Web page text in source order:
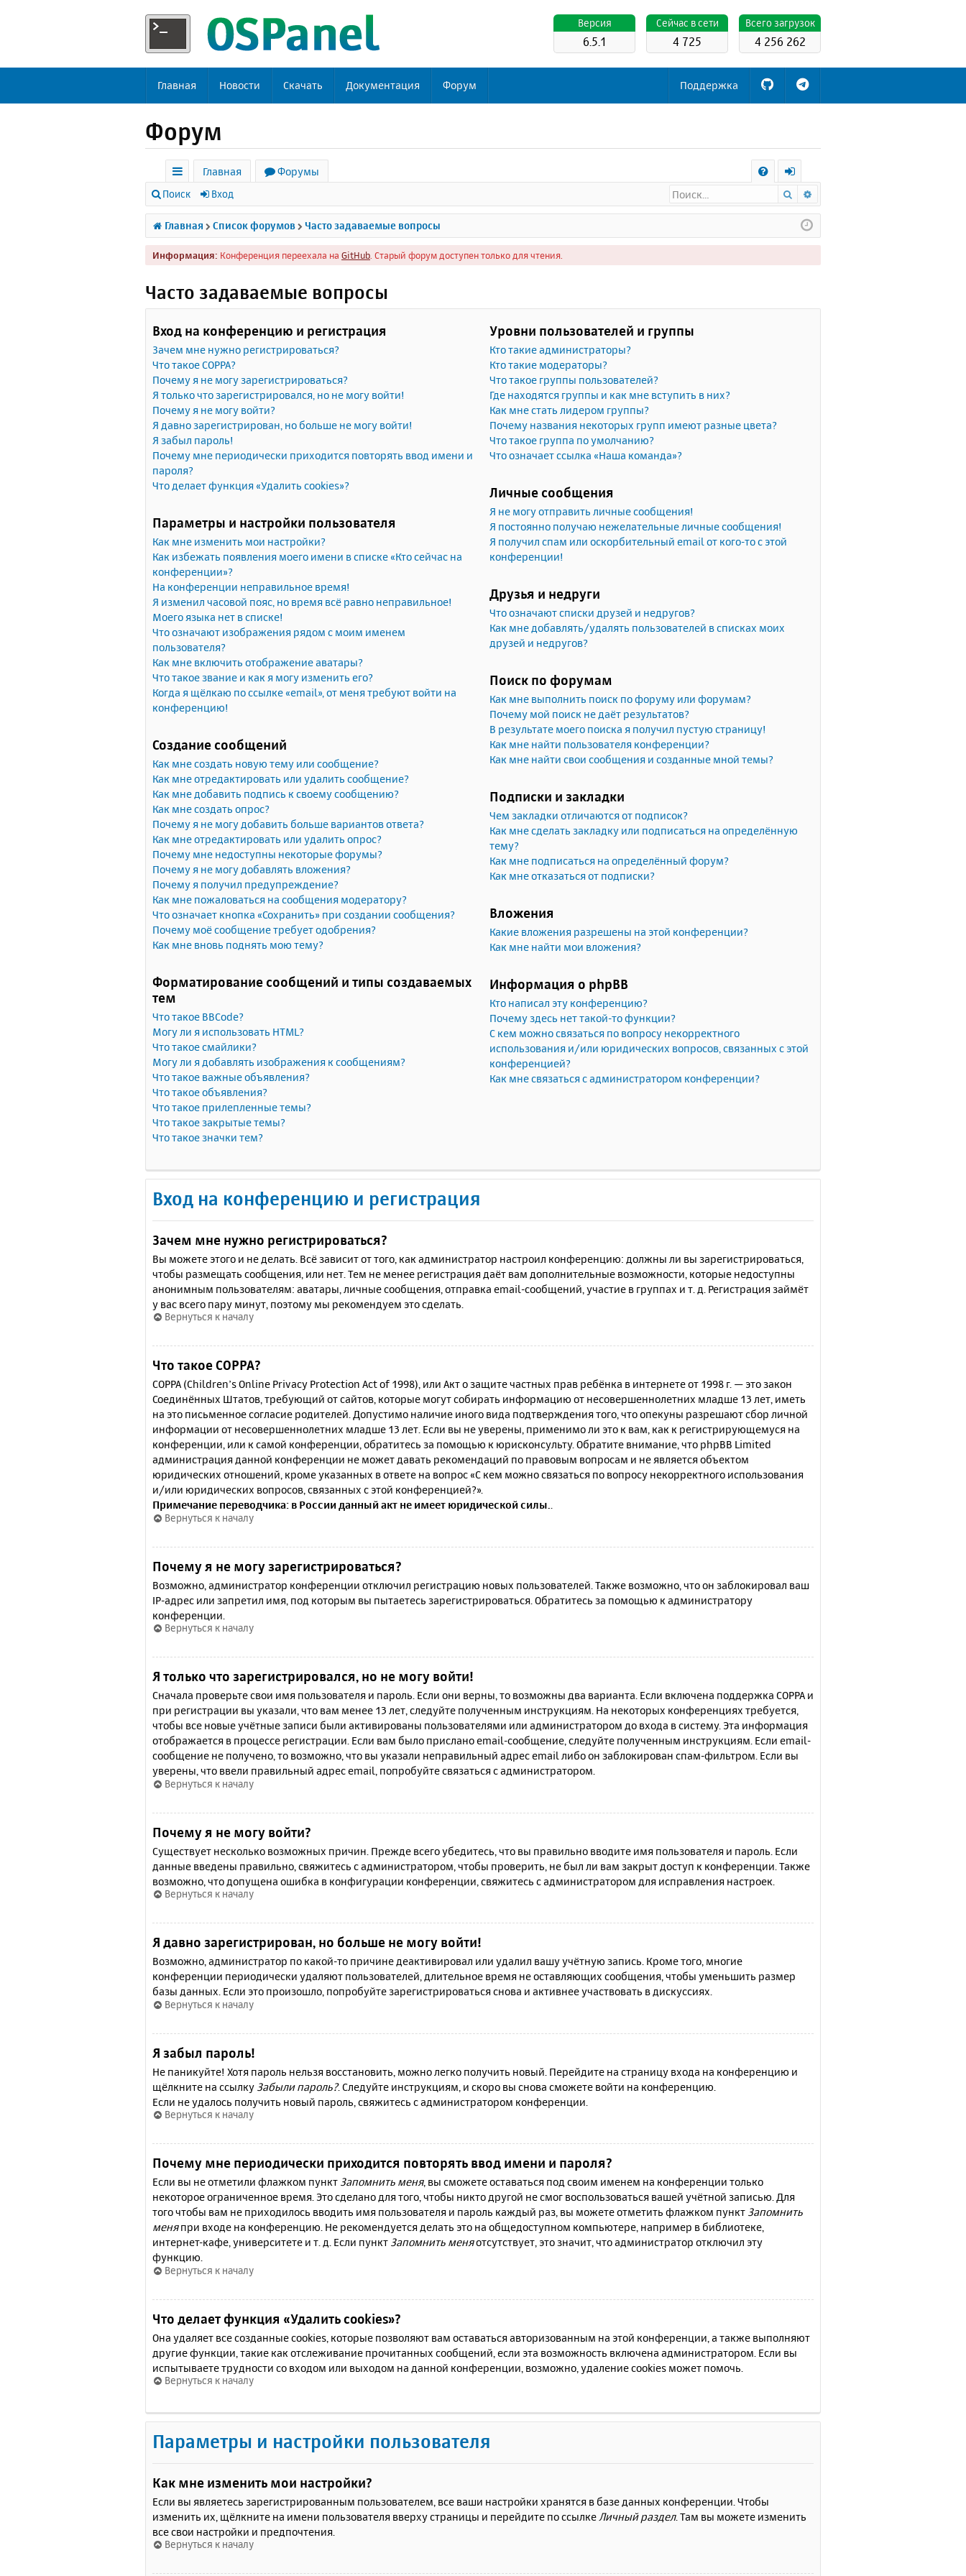
Всего загрузок
4 256 262
Cейчас в сети
4 725
Версия
6.5.1
Главная Новости Скачать Документация Форум Поддержка
Форум
с
ы
л
к
Главная
Форумы
Q
х
о
д
Поиск Вход Поиск
Главная Список форумов Часто задаваемые вопросы
Информация: Конференция переехала на GitHub . Старый форум доступен только для чтения.
Часто задаваемые вопросы
Вход на конференцию и регистрация
Зачем мне нужно регистрироваться?
Что такое COPPA?
Почему я не могу зарегистрироваться?
Я только что зарегистрировался, но не могу войти!
Почему я не могу войти?
Я давно зарегистрирован, но больше не могу войти!
Я забыл пароль!
Почему мне периодически приходится повторять ввод имени и
пароля?
Что делает функция «Удалить cookies»?
Параметры и настройки пользователя
Как мне изменить мои настройки?
Как избежать появления моего имени в списке «Кто сейчас на
конференции»?
На конференции неправильное время!
Я изменил часовой пояс, но время всё равно неправильное!
Моего языка нет в списке!
Что означают изображения рядом с моим именем
пользователя?
Как мне включить отображение аватары?
Что такое звание и как я могу изменить его?
Когда я щёлкаю по ссылке «email», от меня требуют войти на
конференцию!
Создание сообщений
Как мне создать новую тему или сообщение?
Как мне отредактировать или удалить сообщение?
Как мне добавить подпись к своему сообщению?
Как мне создать опрос?
Почему я не могу добавить больше вариантов ответа?
Как мне отредактировать или удалить опрос?
Почему мне недоступны некоторые форумы?
Почему я не могу добавлять вложения?
Почему я получил предупреждение?
Как мне пожаловаться на сообщения модератору?
Что означает кнопка «Сохранить» при создании сообщения?
Почему моё сообщение требует одобрения?
Как мне вновь поднять мою тему?
Форматирование сообщений и типы создаваемых
тем
Что такое BBCode?
Могу ли я использовать HTML?
Что такое смайлики?
Могу ли я добавлять изображения к сообщениям?
Что такое важные объявления?
Что такое объявления?
Что такое прилепленные темы?
Что такое закрытые темы?
Что такое значки тем?
Уровни пользователей и группы
Кто такие администраторы?
Кто такие модераторы?
Что такое группы пользователей?
Где находятся группы и как мне вступить в них?
Как мне стать лидером группы?
Почему названия некоторых групп имеют разные цвета?
Что такое группа по умолчанию?
Что означает ссылка «Наша команда»?
Личные сообщения
Я не могу отправить личные сообщения!
Я постоянно получаю нежелательные личные сообщения!
Я получил спам или оскорбительный email от кого-то с этой
конференции!
Друзья и недруги
Что означают списки друзей и недругов?
Как мне добавлять/удалять пользователей в списках моих
друзей и недругов?
Поиск по форумам
Как мне выполнить поиск по форуму или форумам?
Почему мой поиск не даёт результатов?
В результате моего поиска я получил пустую страницу!
Как мне найти пользователя конференции?
Как мне найти свои сообщения и созданные мной темы?
Подписки и закладки
Чем закладки отличаются от подписок?
Как мне сделать закладку или подписаться на определённую
тему?
Как мне подписаться на определённый форум?
Как мне отказаться от подписки?
Вложения
Какие вложения разрешены на этой конференции?
Как мне найти мои вложения?
Информация о phpBB
Кто написал эту конференцию?
Почему здесь нет такой-то функции?
С кем можно связаться по вопросу некорректного
использования и/или юридических вопросов, связанных с этой
конференцией?
Как мне связаться с администратором конференции?
Вход на конференцию и регистрация
Зачем мне нужно регистрироваться?
Вы можете этого и не делать. Всё зависит от того, как администратор настроил конференцию: должны ли вы зарегистрироваться,
чтобы размещать сообщения, или нет. Тем не менее регистрация даёт вам дополнительные возможности, которые недоступны
анонимным пользователям: аватары, личные сообщения, отправка email-сообщений, участие в группах и т. д. Регистрация займёт
у вас всего пару минут, поэтому мы рекомендуем это сделать.
Вернуться к началу
Что такое COPPA?
COPPA (Children’s Online Privacy Protection Act of 1998), или Акт о защите частных прав ребёнка в интернете от 1998 г. — это закон
Соединённых Штатов, требующий от сайтов, которые могут собирать информацию от несовершеннолетних младше 13 лет, иметь
на это письменное согласие родителей. Допустимо наличие иного вида подтверждения того, что опекуны разрешают сбор личной
информации от несовершеннолетних младше 13 лет. Если вы не уверены, применимо ли это к вам, как к регистрирующемуся на
конференции, или к самой конференции, обратитесь за помощью к юрисконсульту. Обратите внимание, что phpBB Limited
администрация данной конференции не может давать рекомендаций по правовым вопросам и не является объектом
юридических отношений, кроме указанных в ответе на вопрос «С кем можно связаться по вопросу некорректного использования
и/или юридических вопросов, связанных с этой конференцией?».
Примечание переводчика: в России данный акт не имеет юридической силы..
Вернуться к началу
Почему я не могу зарегистрироваться?
Возможно, администратор конференции отключил регистрацию новых пользователей. Также возможно, что он заблокировал ваш
IP-адрес или запретил имя, под которым вы пытаетесь зарегистрироваться. Обратитесь за помощью к администратору
конференции.
Вернуться к началу
Я только что зарегистрировался, но не могу войти!
Сначала проверьте свои имя пользователя и пароль. Если они верны, то возможны два варианта. Если включена поддержка COPPA и
при регистрации вы указали, что вам менее 13 лет, следуйте полученным инструкциям. На некоторых конференциях требуется,
чтобы все новые учётные записи были активированы пользователями или администратором до входа в систему. Эта информация
отображается в процессе регистрации. Если вам было прислано email-сообщение, следуйте полученным инструкциям. Если email-
сообщение не получено, то возможно, что вы указали неправильный адрес email либо он заблокирован спам-фильтром. Если вы
уверены, что ввели правильный адрес email, попробуйте связаться с администратором.
Вернуться к началу
Почему я не могу войти?
Существует несколько возможных причин. Прежде всего убедитесь, что вы правильно вводите имя пользователя и пароль. Если
данные введены правильно, свяжитесь с администратором, чтобы проверить, не был ли вам закрыт доступ к конференции. Также
возможно, что допущена ошибка в конфигурации конференции, свяжитесь с администратором для исправления настроек.
Вернуться к началу
Я давно зарегистрирован, но больше не могу войти!
Возможно, администратор по какой-то причине деактивировал или удалил вашу учётную запись. Кроме того, многие
конференции периодически удаляют пользователей, длительное время не оставляющих сообщения, чтобы уменьшить размер
базы данных. Если это произошло, попробуйте зарегистрироваться снова и активнее участвовать в дискуссиях.
Вернуться к началу
Я забыл пароль!
Не паникуйте! Хотя пароль нельзя восстановить, можно легко получить новый. Перейдите на страницу входа на конференцию и
щёлкните на ссылку Забыли пароль?. Следуйте инструкциям, и скоро вы снова сможете войти на конференцию.
Если не удалось получить новый пароль, свяжитесь с администратором конференции.
Вернуться к началу
Почему мне периодически приходится повторять ввод имени и пароля?
Если вы не отметили флажком пункт Запомнить меня, вы сможете оставаться под своим именем на конференции только
некоторое ограниченное время. Это сделано для того, чтобы никто другой не смог воспользоваться вашей учётной записью. Для
того чтобы вам не приходилось вводить имя пользователя и пароль каждый раз, вы можете отметить флажком пункт Запомнить
меняпри входе на конференцию. Не рекомендуется делать это на общедоступном компьютере, например в библиотеке,
интернет-кафе, университете и т. д. Если пункт Запомнить меняотсутствует, это значит, что администратор отключил эту
функцию.
Вернуться к началу
Что делает функция «Удалить cookies»?
Она удаляет все созданные cookies, которые позволяют вам оставаться авторизованным на этой конференции, а также выполняют
другие функции, такие как отслеживание прочитанных сообщений, если эта возможность включена администратором. Если вы
испытываете трудности со входом или выходом на данной конференции, возможно, удаление cookies может помочь.
Вернуться к началу
Параметры и настройки пользователя
Как мне изменить мои настройки?
Если вы являетесь зарегистрированным пользователем, все ваши настройки хранятся в базе данных конференции. Чтобы
изменить их, щёлкните на имени пользователя вверху страницы и перейдите по ссылке Личный раздел. Там вы можете изменить
все свои настройки и предпочтения.
Вернуться к началу